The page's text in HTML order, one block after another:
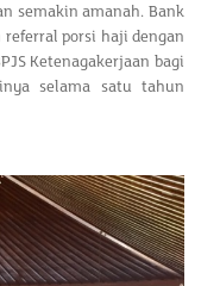
semakin amanah. Bank
porsi haji dengan
Ketenagakerjaan bagi
selama satu tahun